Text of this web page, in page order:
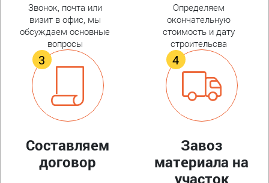
Звонок, почта или
визит в офис, мы
обсуждаем основные
вопросы
Определяем
окончательную
стоимость и дату
строительсва
Составляем
договор
Завоз
материала на
участок